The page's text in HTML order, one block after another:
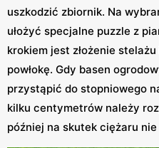
uszkodzić zbiornik. Na
ułożyć specjalne puzzle z
krokiem jest złożenie
powłokę. Gdy basen
przystąpić do stopniowego
kilku centymetrów należy
później na skutek ciężaru